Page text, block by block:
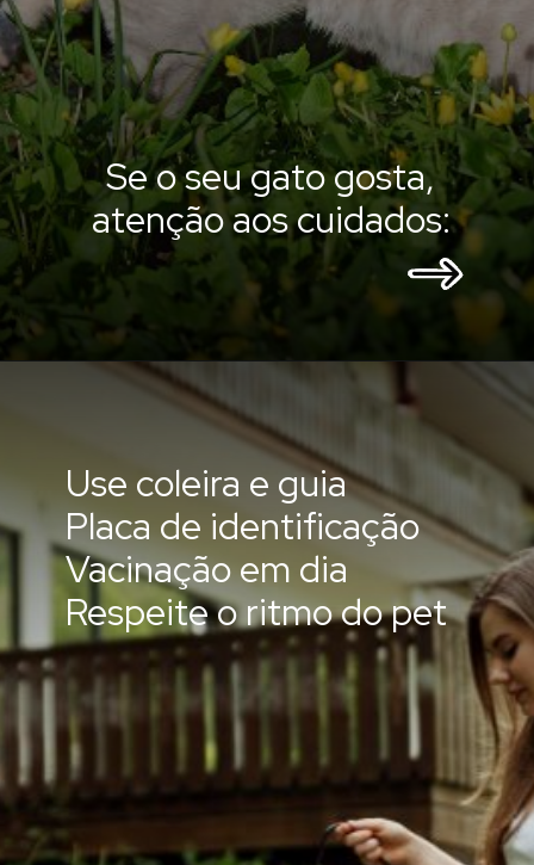
Se o seu gato gosta,
atenção aos cuidados:
Use coleira e guia
Placa de identificação
Vacinação em dia
Respeite o ritmo do pet